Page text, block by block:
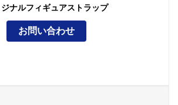
ナルフィギュアストラップ
お問い合わせ